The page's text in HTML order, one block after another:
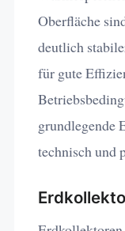
Oberfläche
deutlich
für gute
grundlegende
technisch und